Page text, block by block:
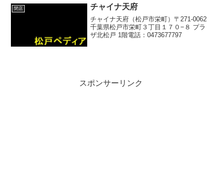
農家から直送される完熟玉ねぎのみ使用
しています。淡...
閉店 チャイナ天府
チャイナ天府（松戸市栄町）〒271-0062
千葉県松戸市栄町３丁目１７０−８ プラ
ザ北松戸 1階電話：0473677797
スポンサーリンク